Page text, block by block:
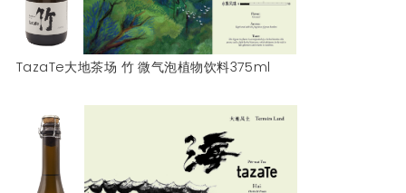
TazaTe大地茶场 竹 微气泡植物饮料375ml